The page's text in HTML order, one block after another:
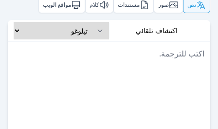
نص صور مستندات كلام مواقع الويب
اكتشاف تلقائي